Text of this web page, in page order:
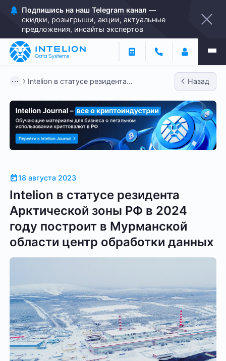
Подпишись на наш Telegram канал —
скидки, розыгрыши, акции, актуальные
предложения, инсайты экспертов
Intelion в статусе резидента
Назад
18 августа 2023
Intelion в статусе резидента
Арктической зоны РФ в 2024
году построит в Мурманской
области центр обработки данных